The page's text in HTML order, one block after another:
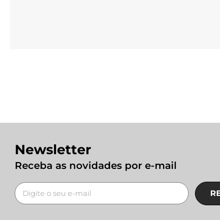
Newsletter
Receba as novidades por e-mail